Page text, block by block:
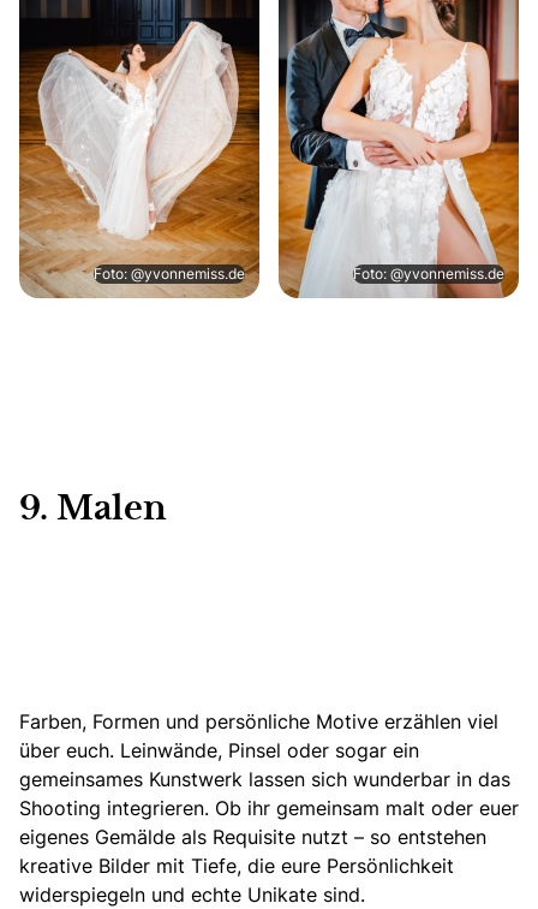
Foto: @yvonnemiss.de Foto: @yvonnemiss.de
9. Malen
Farben, Formen und persönliche Motive erzählen viel
über euch. Leinwände, Pinsel oder sogar ein
gemeinsames Kunstwerk lassen sich wunderbar in das
Shooting integrieren. Ob ihr gemeinsam malt oder euer
eigenes Gemälde als Requisite nutzt – so entstehen
kreative Bilder mit Tiefe, die eure Persönlichkeit
widerspiegeln und echte Unikate sind.